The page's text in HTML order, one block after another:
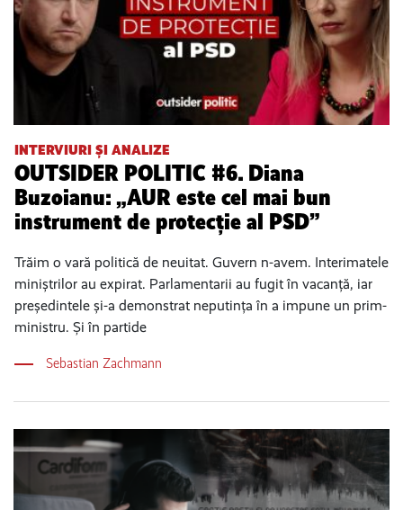
INTERVIURI ȘI ANALIZE
OUTSIDER POLITIC #6. Diana
Buzoianu: „AUR este cel mai bun
instrument de protecție al PSD”
Trăim o vară politică de neuitat. Guvern n-avem. Interimatele
miniștrilor au expirat. Parlamentarii au fugit în vacanță, iar
președintele și-a demonstrat neputința în a impune un prim-
ministru. Și în partide
Sebastian Zachmann